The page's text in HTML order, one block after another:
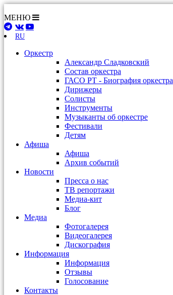
МЕНЮ
RU
Оркестр
Александр Сладковский
Состав оркестра
ГАСО РТ - Биография оркестра
Дирижеры
Солисты
Инструменты
Музыканты об оркестре
Фестивали
Детям
Афиша
Афиша
Архив событий
Новости
Пресса о нас
ТВ репортажи
Медиа-кит
Блог
Медиа
Фотогалерея
Видеогалерея
Дискография
Информация
Информация
Отзывы
Голосование
Контакты